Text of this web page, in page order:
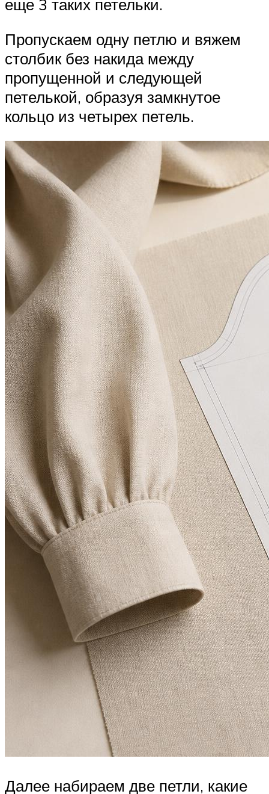
еще 3 таких петельки.
Пропускаем одну петлю и вяжем
столбик без накида между
пропущенной и следующей
петелькой, образуя замкнутое
кольцо из четырех петель.
Далее набираем две петли, какие